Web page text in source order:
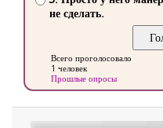
не сделать.
Всего проголосовало
1 человек
Прошлые опросы